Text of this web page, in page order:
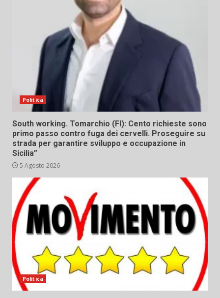
Politica
South working. Tomarchio (FI): Cento richieste sono
primo passo contro fuga dei cervelli. Proseguire su
strada per garantire sviluppo e occupazione in
Sicilia”
5 Agosto 2026
Politica